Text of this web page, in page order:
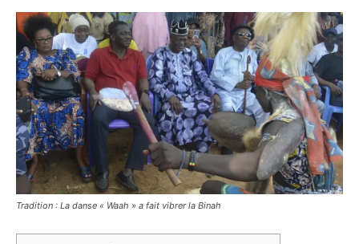
Tradition : La danse « Waah » a fait vibrer la Binah